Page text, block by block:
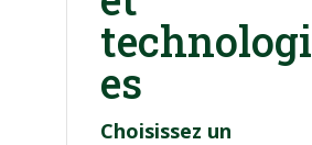
technologi
es
Choisissez un